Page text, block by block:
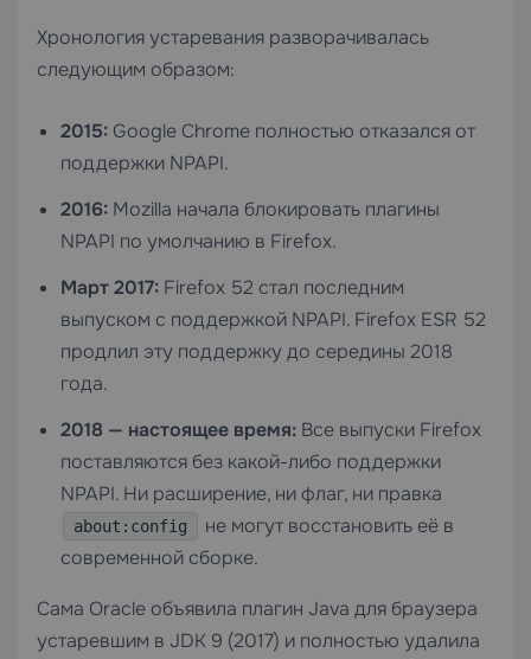
Хронология устаревания разворачивалась
следующим образом:
2015: Google Chrome полностью отказался от
поддержки NPAPI.
2016: Mozilla начала блокировать плагины
NPAPI по умолчанию в Firefox.
Март 2017: Firefox 52 стал последним
выпуском с поддержкой NPAPI. Firefox ESR 52
продлил эту поддержку до середины 2018
года.
2018 — настоящее время: Все выпуски Firefox
поставляются без какой-либо поддержки
NPAPI. Ни расширение, ни флаг, ни правка
about:config
не могут восстановить её в
современной сборке.
Сама Oracle объявила плагин Java для браузера
устаревшим в JDK 9 (2017) и полностью удалила